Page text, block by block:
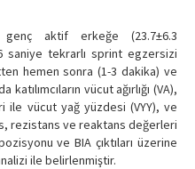
genç aktif erkeğe (23.7±6.3
tekrarlı sprint egzersizi
hemen sonra (1-3 dakika) ve
vücut ağırlığı (VA),
ile vücut yağ yüzdesi (VYY), ve
rezistans ve reaktans değerleri
ve BIA çıktıları üzerine
ile belirlenmiştir.